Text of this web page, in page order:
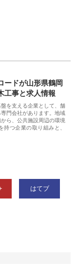
ードが山形県鶴岡
工事と求人情報
を支える企業として、舗
門会社があります。地域
ら、公共施設周辺の環境
持つ企業の取り組みと、
はてブ